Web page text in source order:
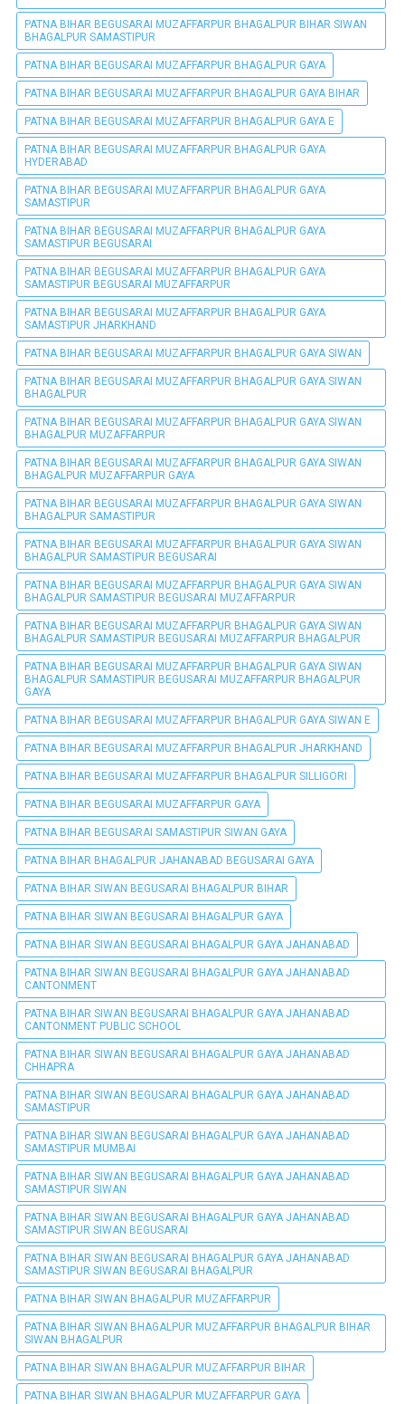
PATNA BIHAR BEGUSARAI MUZAFFARPUR BHAGALPUR BIHAR SIWAN
BHAGALPUR SAMASTIPUR
PATNA BIHAR BEGUSARAI MUZAFFARPUR BHAGALPUR GAYA
PATNA BIHAR BEGUSARAI MUZAFFARPUR BHAGALPUR GAYA BIHAR
PATNA BIHAR BEGUSARAI MUZAFFARPUR BHAGALPUR GAYA E
PATNA BIHAR BEGUSARAI MUZAFFARPUR BHAGALPUR GAYA
HYDERABAD
PATNA BIHAR BEGUSARAI MUZAFFARPUR BHAGALPUR GAYA
SAMASTIPUR
PATNA BIHAR BEGUSARAI MUZAFFARPUR BHAGALPUR GAYA
SAMASTIPUR BEGUSARAI
PATNA BIHAR BEGUSARAI MUZAFFARPUR BHAGALPUR GAYA
SAMASTIPUR BEGUSARAI MUZAFFARPUR
PATNA BIHAR BEGUSARAI MUZAFFARPUR BHAGALPUR GAYA
SAMASTIPUR JHARKHAND
PATNA BIHAR BEGUSARAI MUZAFFARPUR BHAGALPUR GAYA SIWAN
PATNA BIHAR BEGUSARAI MUZAFFARPUR BHAGALPUR GAYA SIWAN
BHAGALPUR
PATNA BIHAR BEGUSARAI MUZAFFARPUR BHAGALPUR GAYA SIWAN
BHAGALPUR MUZAFFARPUR
PATNA BIHAR BEGUSARAI MUZAFFARPUR BHAGALPUR GAYA SIWAN
BHAGALPUR MUZAFFARPUR GAYA
PATNA BIHAR BEGUSARAI MUZAFFARPUR BHAGALPUR GAYA SIWAN
BHAGALPUR SAMASTIPUR
PATNA BIHAR BEGUSARAI MUZAFFARPUR BHAGALPUR GAYA SIWAN
BHAGALPUR SAMASTIPUR BEGUSARAI
PATNA BIHAR BEGUSARAI MUZAFFARPUR BHAGALPUR GAYA SIWAN
BHAGALPUR SAMASTIPUR BEGUSARAI MUZAFFARPUR
PATNA BIHAR BEGUSARAI MUZAFFARPUR BHAGALPUR GAYA SIWAN
BHAGALPUR SAMASTIPUR BEGUSARAI MUZAFFARPUR BHAGALPUR
PATNA BIHAR BEGUSARAI MUZAFFARPUR BHAGALPUR GAYA SIWAN
BHAGALPUR SAMASTIPUR BEGUSARAI MUZAFFARPUR BHAGALPUR
GAYA
PATNA BIHAR BEGUSARAI MUZAFFARPUR BHAGALPUR GAYA SIWAN E
PATNA BIHAR BEGUSARAI MUZAFFARPUR BHAGALPUR JHARKHAND
PATNA BIHAR BEGUSARAI MUZAFFARPUR BHAGALPUR SILLIGORI
PATNA BIHAR BEGUSARAI MUZAFFARPUR GAYA
PATNA BIHAR BEGUSARAI SAMASTIPUR SIWAN GAYA
PATNA BIHAR BHAGALPUR JAHANABAD BEGUSARAI GAYA
PATNA BIHAR SIWAN BEGUSARAI BHAGALPUR BIHAR
PATNA BIHAR SIWAN BEGUSARAI BHAGALPUR GAYA
PATNA BIHAR SIWAN BEGUSARAI BHAGALPUR GAYA JAHANABAD
PATNA BIHAR SIWAN BEGUSARAI BHAGALPUR GAYA JAHANABAD
CANTONMENT
PATNA BIHAR SIWAN BEGUSARAI BHAGALPUR GAYA JAHANABAD
CANTONMENT PUBLIC SCHOOL
PATNA BIHAR SIWAN BEGUSARAI BHAGALPUR GAYA JAHANABAD
CHHAPRA
PATNA BIHAR SIWAN BEGUSARAI BHAGALPUR GAYA JAHANABAD
SAMASTIPUR
PATNA BIHAR SIWAN BEGUSARAI BHAGALPUR GAYA JAHANABAD
SAMASTIPUR MUMBAI
PATNA BIHAR SIWAN BEGUSARAI BHAGALPUR GAYA JAHANABAD
SAMASTIPUR SIWAN
PATNA BIHAR SIWAN BEGUSARAI BHAGALPUR GAYA JAHANABAD
SAMASTIPUR SIWAN BEGUSARAI
PATNA BIHAR SIWAN BEGUSARAI BHAGALPUR GAYA JAHANABAD
SAMASTIPUR SIWAN BEGUSARAI BHAGALPUR
PATNA BIHAR SIWAN BHAGALPUR MUZAFFARPUR
PATNA BIHAR SIWAN BHAGALPUR MUZAFFARPUR BHAGALPUR BIHAR
SIWAN BHAGALPUR
PATNA BIHAR SIWAN BHAGALPUR MUZAFFARPUR BIHAR
PATNA BIHAR SIWAN BHAGALPUR MUZAFFARPUR GAYA